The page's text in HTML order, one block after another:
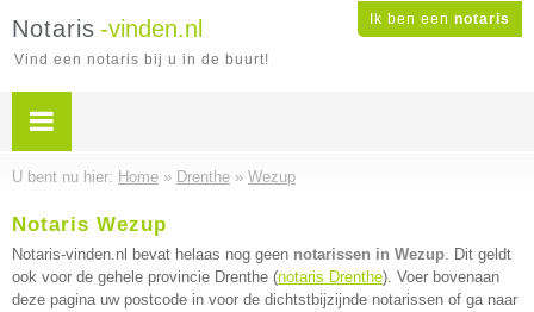
Ik ben een notaris
Notaris -vinden.nl
Vind een notaris bij u in de buurt!
U bent nu hier: Home » Drenthe » Wezup
Notaris Wezup
Notaris-vinden.nl bevat helaas nog geen notarissen in Wezup. Dit geldt
ook voor de gehele provincie Drenthe (notaris Drenthe). Voer bovenaan
deze pagina uw postcode in voor de dichtstbijzijnde notarissen of ga naar